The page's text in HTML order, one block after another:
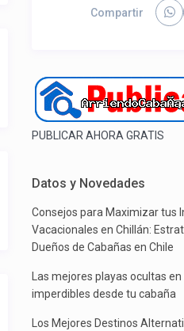
Compartir
PUBLICAR AHORA GRATIS
Datos y Novedades
Consejos para Maximizar tus
Vacacionales en Chillán:
Dueños de Cabañas en Chile
Las mejores playas ocultas
imperdibles desde tu cabaña
Los Mejores Destinos